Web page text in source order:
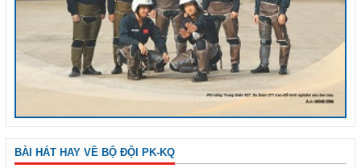
BÀI HÁT HAY VỀ BỘ ĐỘI PK-KQ